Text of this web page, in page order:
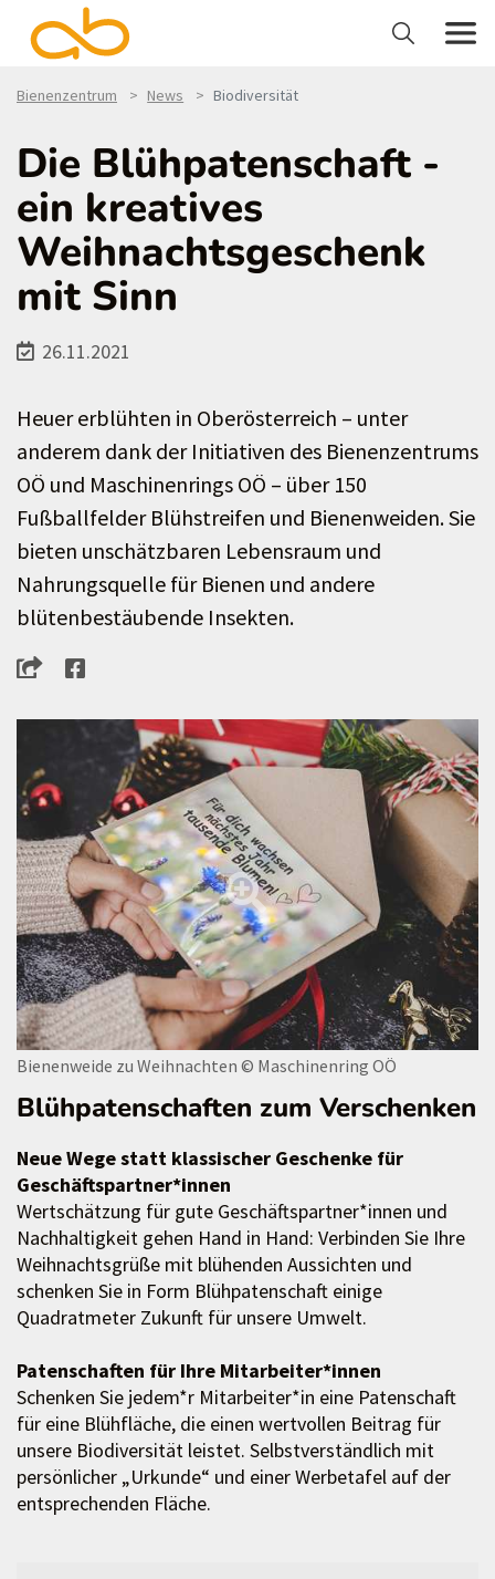
Bienenzentrum News Biodiversität
Die Blühpatenschaft -
ein kreatives
Weihnachtsgeschenk
mit Sinn
26.11.2021
Heuer erblühten in Oberösterreich – unter
anderem dank der Initiativen des Bienenzentrums
OÖ und Maschinenrings OÖ – über 150
Fußballfelder Blühstreifen und Bienenweiden. Sie
bieten unschätzbaren Lebensraum und
Nahrungsquelle für Bienen und andere
blütenbestäubende Insekten.
Bienenweide zu Weihnachten © Maschinenring OÖ
Blühpatenschaften zum Verschenken
Neue Wege statt klassischer Geschenke für
Geschäftspartner*innen
Wertschätzung für gute Geschäftspartner*innen und
Nachhaltigkeit gehen Hand in Hand: Verbinden Sie Ihre
Weihnachtsgrüße mit blühenden Aussichten und
schenken Sie in Form Blühpatenschaft einige
Quadratmeter Zukunft für unsere Umwelt.
Patenschaften für Ihre Mitarbeiter*innen
Schenken Sie jedem*r Mitarbeiter*in eine Patenschaft
für eine Blühfläche, die einen wertvollen Beitrag für
unsere Biodiversität leistet. Selbstverständlich mit
persönlicher „Urkunde“ und einer Werbetafel auf der
entsprechenden Fläche.